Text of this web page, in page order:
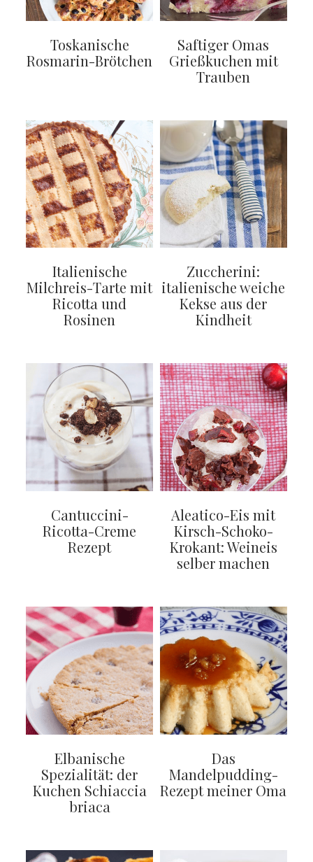
Toskanische
Rosmarin-Brötchen
Saftiger Omas
Grießkuchen mit
Trauben
Italienische
Milchreis-Tarte mit
Ricotta und
Rosinen
Zuccherini:
italienische weiche
Kekse aus der
Kindheit
Cantuccini-
Ricotta-Creme
Rezept
Aleatico-Eis mit
Kirsch-Schoko-
Krokant: Weineis
selber machen
Elbanische
Spezialität: der
Kuchen Schiaccia
briaca
Das
Mandelpudding-
Rezept meiner Oma